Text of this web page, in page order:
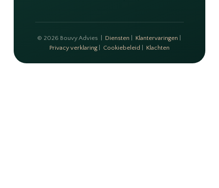
© 2026 Bouvy Advies | Diensten Klantervaringen
Privacy verklaring
Cookiebeleid Klachten